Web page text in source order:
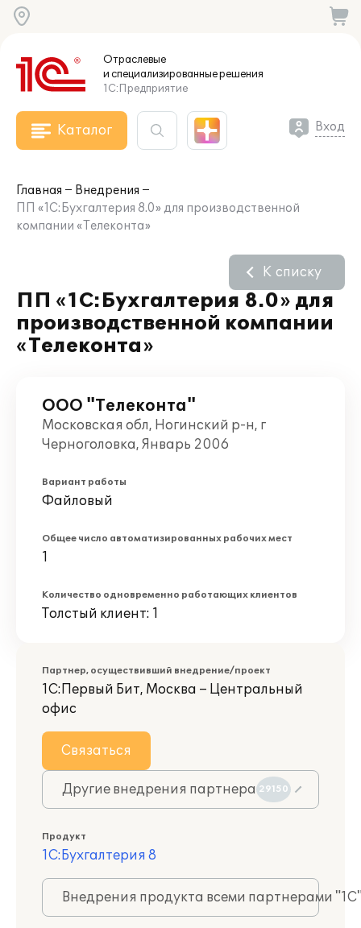
Отраслевые
и специализированныерешения
1С:Предприятие
Каталог Вход
Главная
Внедрения
ПП «1С:Бухгалтерия 8.0» для производственной
компании «Телеконта»
ПП «1С:Бухгалтерия 8.0» для
производственной компании
«Телеконта»
К списку
ООО "Телеконта"
Московская обл, Ногинский р-н, г
Черноголовка, Январь 2006
Вариант работы
Файловый
Общее число автоматизированных рабочих мест
1
Количество одновременно работающих клиентов
Толстый клиент: 1
Партнер, осуществивший внедрение/проект
1С:Первый Бит, Москва – Центральный
офис
Связаться
Другие внедрения партнера 29150
Продукт
1С:Бухгалтерия 8
Внедрения продукта всеми партнерами